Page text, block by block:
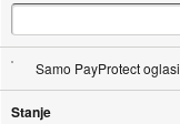
Samo PayProtect oglasi
Stanje